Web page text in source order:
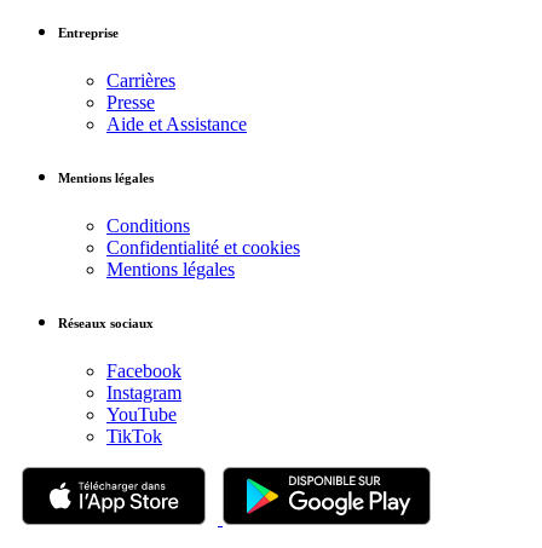
Entreprise
Carrières
Presse
Aide et Assistance
Mentions légales
Conditions
Confidentialité et cookies
Mentions légales
Réseaux sociaux
Facebook
Instagram
YouTube
TikTok